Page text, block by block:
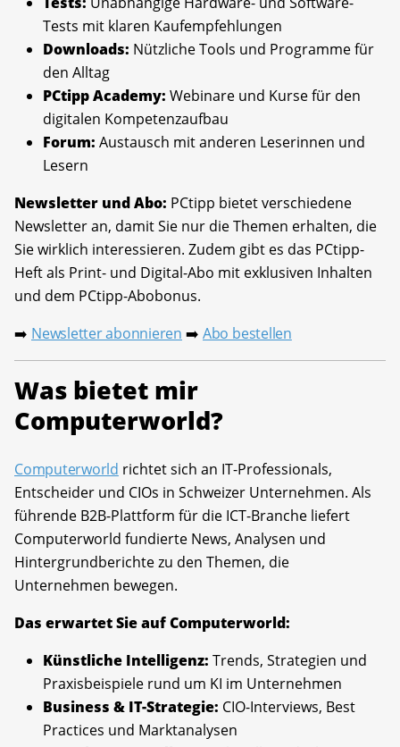
Tests mit klaren Kaufempfehlungen
Downloads: Nützliche Tools und Programme für
den Alltag
PCtipp Academy: Webinare und Kurse für den
digitalen Kompetenzaufbau
Forum: Austausch mit anderen Leserinnen und
Lesern
Newsletter und Abo: PCtipp bietet verschiedene
Newsletter an, damit Sie nur die Themen erhalten, die
Sie wirklich interessieren. Zudem gibt es das PCtipp-
Heft als Print- und Digital-Abo mit exklusiven Inhalten
und dem PCtipp-Abobonus.
➡️ Newsletter abonnieren ➡️ Abo bestellen
Was bietet mir
Computerworld?
Computerworld richtet sich an IT-Professionals,
Entscheider und CIOs in Schweizer Unternehmen. Als
führende B2B-Plattform für die ICT-Branche liefert
Computerworld fundierte News, Analysen und
Hintergrundberichte zu den Themen, die
Unternehmen bewegen.
Das erwartet Sie auf Computerworld:
Künstliche Intelligenz: Trends, Strategien und
Praxisbeispiele rund um KI im Unternehmen
Business & IT-Strategie: CIO-Interviews, Best
Practices und Marktanalysen